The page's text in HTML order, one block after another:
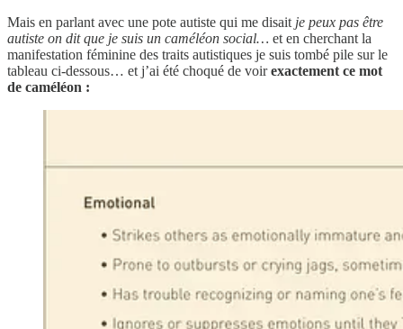
Mais en parlant avec une pote autiste qui me disait je peux pas être
autiste on dit que je suis un caméléon social… et en cherchant la
manifestation féminine des traits autistiques je suis tombé pile sur le
tableau ci-dessous… et j’ai été choqué de voirexactement ce mot
de caméléon :